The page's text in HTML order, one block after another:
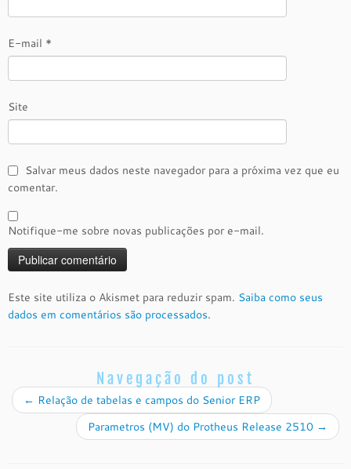
E-mail *
Site
Salvar meus dados neste navegador para a próxima vez que eu
comentar.
Notifique-me sobre novas publicações por e-mail.
Este site utiliza o Akismet para reduzir spam. Saiba como seus
dados em comentários são processados.
Navegação do post
← Relação de tabelas e campos do Senior ERP
Parametros (MV) do Protheus Release 2510 →